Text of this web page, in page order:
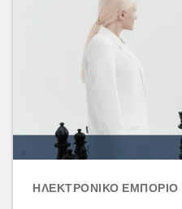
ΗΛΕΚΤΡΟΝΙΚΌ ΕΜΠΌΡΙΟ